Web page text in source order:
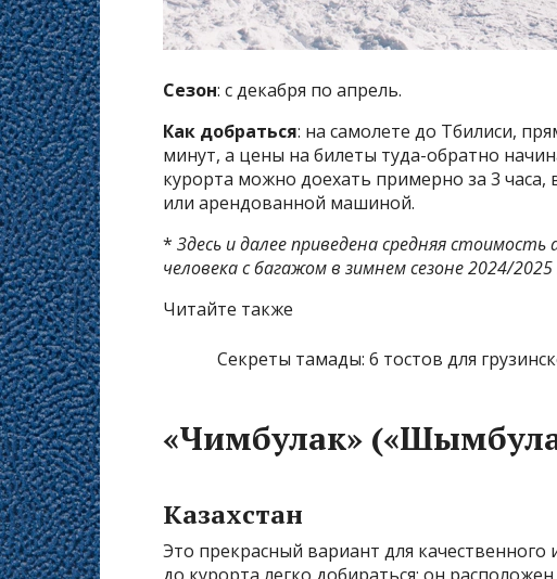
Сезон: с декабря по апрель.
Как добраться: на самолете до Тбилиси,
минут, а цены на билеты туда-обратно
курорта можно доехать примерно за 3
или арендованной машиной.
* Здесь и далее приведена средняя
человека с багажом в зимнем сезоне 2024/
Читайте также
Секреты тамады: 6 тостов для
«Чимбулак»
Казахстан
Это прекрасный вариант для